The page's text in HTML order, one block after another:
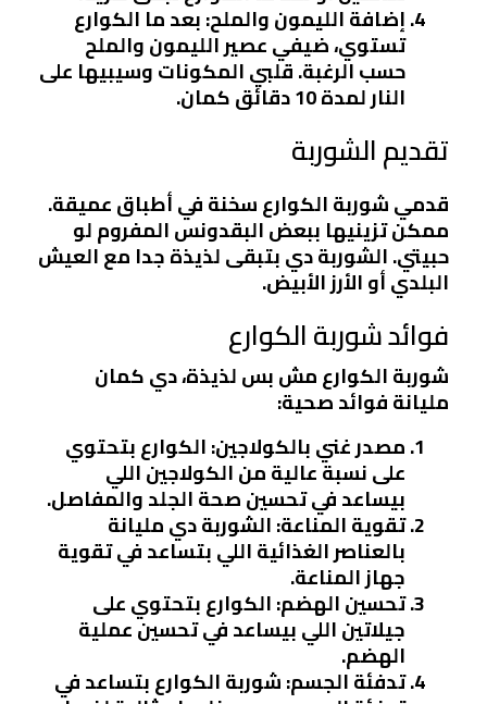
إضافة الليمون والملح: بعد ما الكوارع
تستوي، ضيفي عصير الليمون والملح
حسب الرغبة. قلبي المكونات وسيبيها على
النار لمدة 10 دقائق كمان.
تقديم الشوربة
قدمي شوربة الكوارع سخنة في أطباق عميقة.
ممكن تزينيها ببعض البقدونس المفروم لو
حبيتي. الشوربة دي بتبقى لذيذة جدا مع العيش
البلدي أو الأرز الأبيض.
فوائد شوربة الكوارع
شوربة الكوارع مش بس لذيذة، دي كمان
مليانة فوائد صحية:
مصدر غني بالكولاجين: الكوارع بتحتوي
على نسبة عالية من الكولاجين اللي
بيساعد في تحسين صحة الجلد والمفاصل.
تقوية المناعة: الشوربة دي مليانة
بالعناصر الغذائية اللي بتساعد في تقوية
جهاز المناعة.
تحسين الهضم: الكوارع بتحتوي على
جيلاتين اللي بيساعد في تحسين عملية
الهضم.
تدفئة الجسم: شوربة الكوارع بتساعد في